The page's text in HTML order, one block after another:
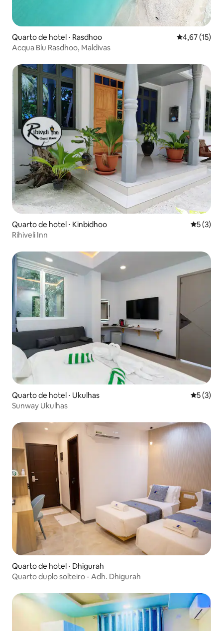
Quarto de hotel ⋅ Rasdhoo 4,67 de uma
4,67 (15)
Acqua Blu Rasdhoo, Maldivas
Quarto de hotel ⋅ Kinbidhoo 5 de
5 (3)
Rihiveli Inn
Quarto de hotel ⋅ Ukulhas 5 de
5 (3)
Sunway Ukulhas
Quarto de hotel ⋅ Dhigurah
Quarto duplo solteiro - Adh. Dhigurah